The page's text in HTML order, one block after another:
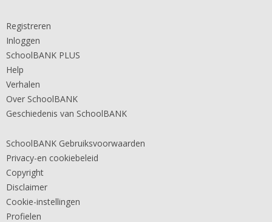
Registreren
Inloggen
SchoolBANK PLUS
Help
Verhalen
Over SchoolBANK
Geschiedenis van SchoolBANK
SchoolBANK Gebruiksvoorwaarden
Privacy-en cookiebeleid
Copyright
Disclaimer
Cookie-instellingen
Profielen